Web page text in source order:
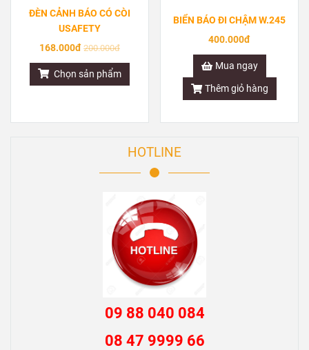
ĐÈN CẢNH BÁO CÓ CÒI
USAFETY
168.000đ 200.000đ
Chọn sản phẩm
BIỂN BÁO ĐI CHẬM W.245
400.000đ
Mua ngay
Thêm giỏ hàng
HOTLINE
09 88 040 084
08 47 9999 66